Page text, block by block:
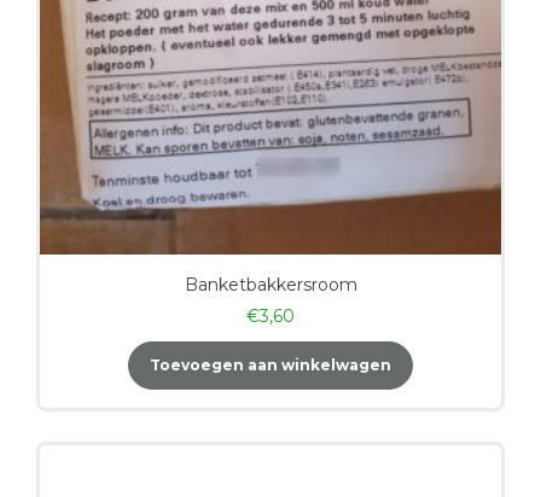
Banketbakkersroom
€3,60
Toevoegen aan winkelwagen